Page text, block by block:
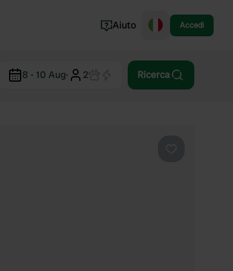
Portogallo
Aiuto Accedi
8 - 10 Aug· 2 Ricerca